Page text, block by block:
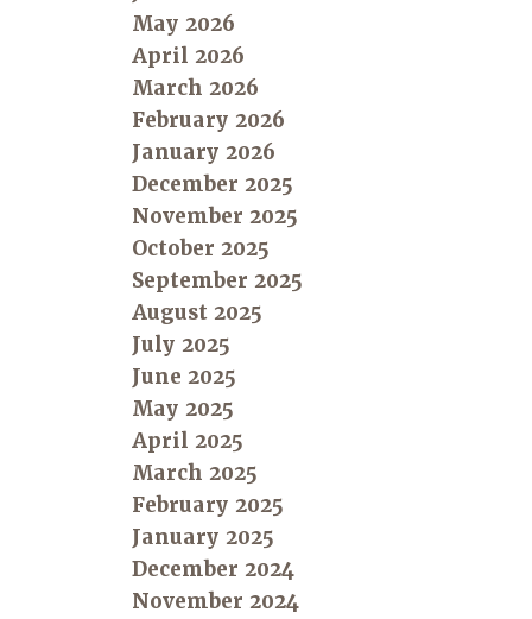
May 2026
April 2026
March 2026
February 2026
January 2026
December 2025
November 2025
October 2025
September 2025
August 2025
July 2025
June 2025
May 2025
April 2025
March 2025
February 2025
January 2025
December 2024
November 2024